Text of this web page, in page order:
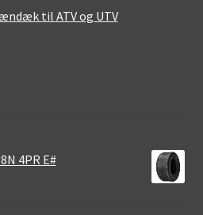
til ATV og UTV
4PR E#